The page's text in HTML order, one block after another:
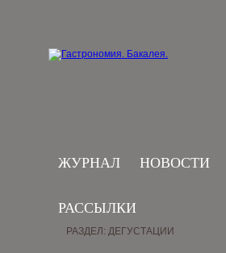
ЖУРНАЛ НОВОСТИ
РАССЫЛКИ
РАЗДЕЛ: ДЕГУСТАЦИИ